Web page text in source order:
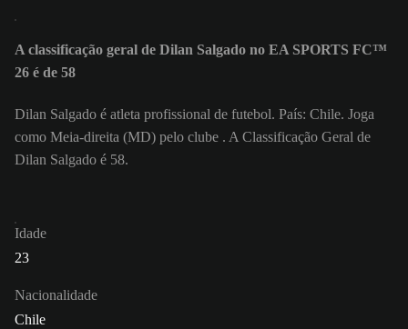
A classificação geral de Dilan Salgado no EA SPORTS FC™
26 é de 58
Dilan Salgado é atleta profissional de futebol. País: Chile. Joga
como Meia-direita (MD) pelo clube . A Classificação Geral de
Dilan Salgado é 58.
Idade
23
Nacionalidade
Chile